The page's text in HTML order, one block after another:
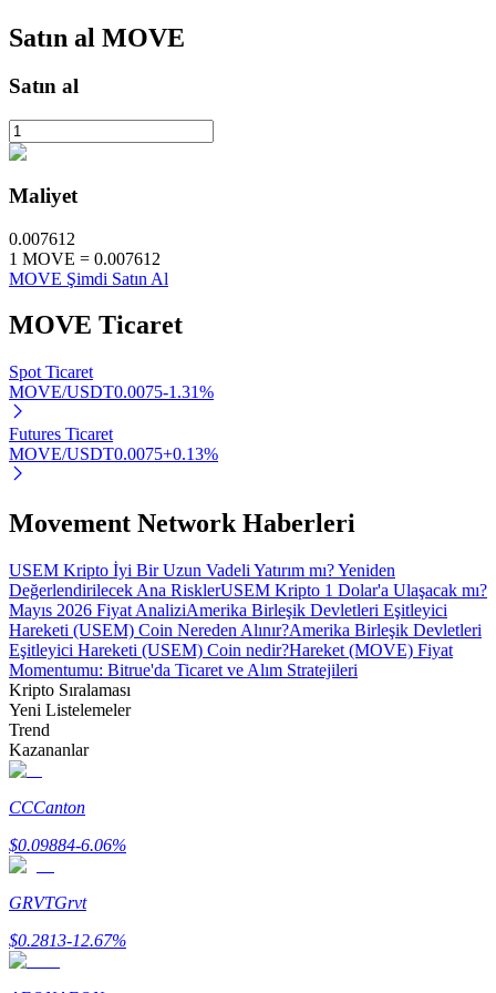
Uzun vadeli kâr ve esnek çıkarlar elde edin
Stake Etmeyi Öğrenin
Pasif gelir kazanma hakkında bilgi edinin
Bitrue
Bitrue Ortakları
Bitrue İş Ortağı
Kullanıcı başına %65'e kadar komisyon!
Satın al MOVE
Satın al
Maliyet
0.007612
1 MOVE = 0.007612
MOVE Şimdi Satın Al
MOVE Ticaret
Spot Ticaret
MOVE/USDT0.0075-1.31%
Futures Ticaret
MOVE/USDT0.0075+0.13%
Movement Network Haberleri
USEM Kripto İyi Bir Uzun Vadeli Yatırım mı? Yeniden
Değerlendirilecek Ana RisklerUSEM Kripto 1 Dolar'a Ulaşacak mı?
Mayıs 2026 Fiyat AnaliziAmerika Birleşik Devletleri Eşitleyici
Hareketi (USEM) Coin Nereden Alınır?Amerika Birleşik Devletleri
Eşitleyici Hareketi (USEM) Coin nedir?Hareket (MOVE) Fiyat
Momentumu: Bitrue'da Ticaret ve Alım Stratejileri
Kripto Sıralaması
Yeni Listelemeler
Trend
Kazananlar
CCCanton
$0.09884-6.06%
GRVTGrvt
$0.2813-12.67%